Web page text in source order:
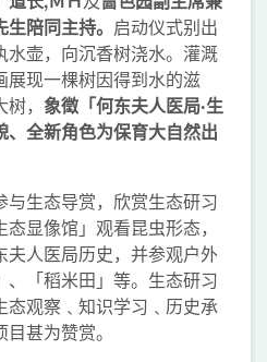
陪同主持。 启动仪式别出
水壶，向沉香树浇水。灌溉
展现一棵树因得到水的滋
， 象徵 「何东夫人医局‧生
、全新角色为保育大自然出
生态导赏，欣赏生态研习
显像馆」观看昆虫形态，
夫人医局历史，并参观户外
、「稻米田」等。生态研习
态观察﹑知识学习﹑历史承
甚为赞赏。